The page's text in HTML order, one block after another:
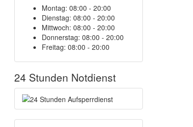
Montag: 08:00 - 20:00
Dienstag: 08:00 - 20:00
Mittwoch: 08:00 - 20:00
Donnerstag: 08:00 - 20:00
Freitag: 08:00 - 20:00
24 Stunden Notdienst